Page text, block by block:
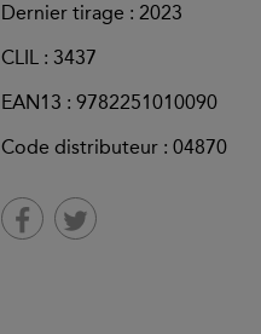
Dernier tirage : 2023
CLIL : 3437
EAN13 : 9782251010090
Code distributeur : 04870